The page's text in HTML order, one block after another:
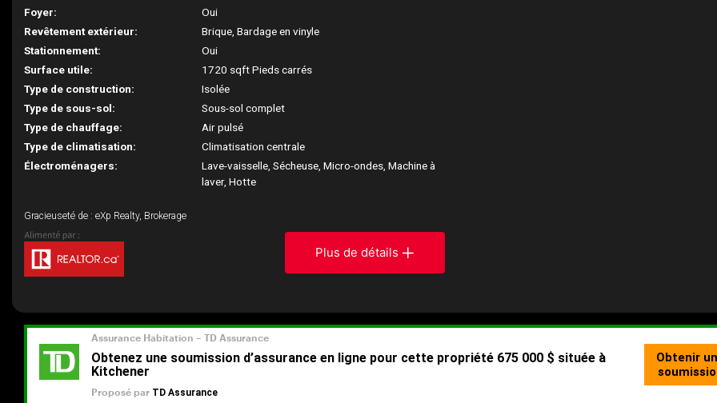
Foyer:
Oui
Revêtement extérieur:
Brique, Bardage en vinyle
Stationnement:
Oui
Surface utile:
1720 sqft Pieds carrés
Type de construction:
Isolée
Type de sous-sol:
Sous-sol complet
Type de chauffage:
Air pulsé
Type de climatisation:
Climatisation centrale
Électroménagers:
Lave-vaisselle, Sécheuse, Micro-ondes, Machine à
laver, Hotte
Gracieuseté de : eXp Realty, Brokerage
Plus de détails